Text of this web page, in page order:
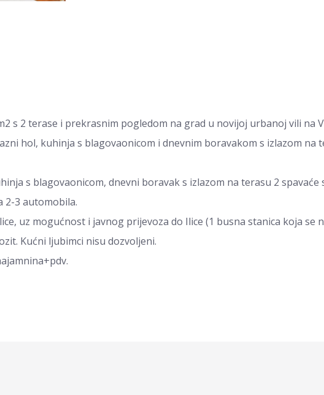
s 2 terase i prekrasnim pogledom na grad u novijoj urbanoj vili na
hol, kuhinja s blagovaonicom i dnevnim boravakom s izlazom na
s blagovaonicom, dnevni boravak s izlazom na terasu 2 spavaće
2-3 automobila.
uz mogućnost i javnog prijevoza do Ilice (1 busna stanica koja se
Kućni ljubimci nisu dozvoljeni.